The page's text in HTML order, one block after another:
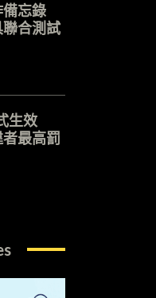
備忘錄
合測試
生效
最高罰